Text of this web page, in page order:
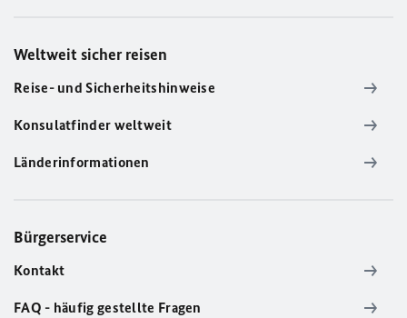
Weltweit sicher reisen
Reise- und Sicherheitshinweise
Konsulatfinder weltweit
Länderinformationen
Bürgerservice
Kontakt
FAQ - häufig gestellte Fragen